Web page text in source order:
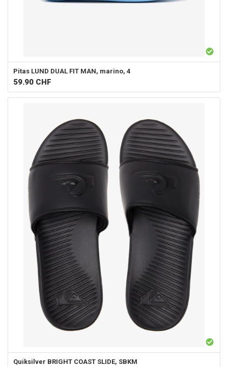
Pitas LUND DUAL FIT MAN, marino, 4
59.90 CHF
Quiksilver BRIGHT COAST SLIDE, SBKM